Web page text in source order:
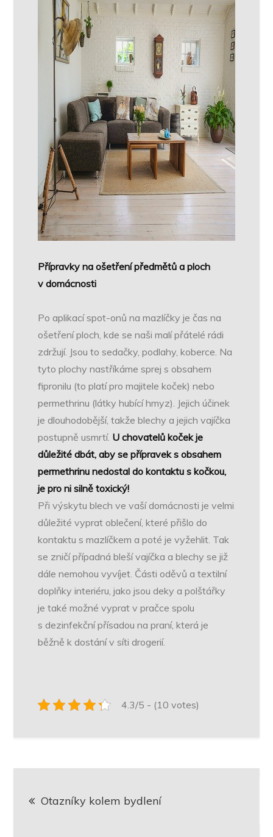
Přípravky na ošetření předmětů a ploch
v domácnosti
Po aplikací spot-onů na mazlíčky je čas na
ošetření ploch, kde se naši malí přátelé rádi
zdržují. Jsou to sedačky, podlahy, koberce. Na
tyto plochy nastříkáme sprej s obsahem
fipronilu (to platí pro majitele koček) nebo
permethrinu (látky hubící hmyz). Jejich účinek
je dlouhodobější, takže blechy a jejich vajíčka
postupně usmrtí. U chovatelů koček je
důležité dbát, aby se přípravek s obsahem
permethrinu nedostal do kontaktu s kočkou,
je pro ni silně toxický!
Při výskytu blech ve vaší domácnosti je velmi
důležité vyprat oblečení, které přišlo do
kontaktu s mazlíčkem a poté je vyžehlit. Tak
se zničí případná bleší vajíčka a blechy se již
dále nemohou vyvíjet. Části oděvů a textilní
doplňky interiéru, jako jsou deky a polštářky
je také možné vyprat v pračce spolu
s dezinfekční přísadou na praní, která je
běžně k dostání v síti drogerií.
4.3/5 - (10 votes)
proOtazníky kolem bydlení